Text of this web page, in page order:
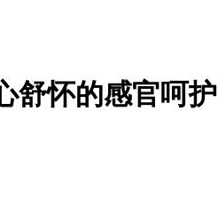
舒怀的感官呵护